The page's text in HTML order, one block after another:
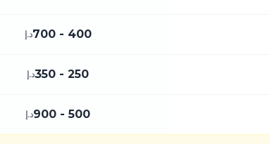
400 - 700 د.إ
250 - 350 د.إ
500 - 900 د.إ